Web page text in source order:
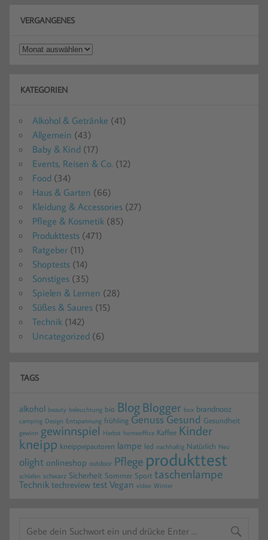
VERGANGENES
Vergangenes
KATEGORIEN
Alkohol & Getränke (41)
Allgemein (43)
Baby & Kind (17)
Events, Reisen & Co. (12)
Food (34)
Haus & Garten (66)
Kleidung & Accessories (27)
Pflege & Kosmetik (85)
Produkttests (471)
Ratgeber (11)
Shoptests (14)
Sonstiges (35)
Spielen & Lernen (28)
Süßes & Saures (15)
Technik (142)
Uncategorized (6)
TAGS
alkohol beauty beleuchtung bio BlogBlogger box brandnooz
camping Design Entspannung frühling GenussGesund Gesundheit
gewinn gewinnspiel Herbst homeoffice Kaffee Kinder
kneipp kneippvipautoren lampe led nachhaltig Natürlich Neu
olight onlineshop outdoor Pflege produkttest
schlafen schwarz Sicherheit Sommer Sport taschenlampe
Technik techreview test Vegan video Winter